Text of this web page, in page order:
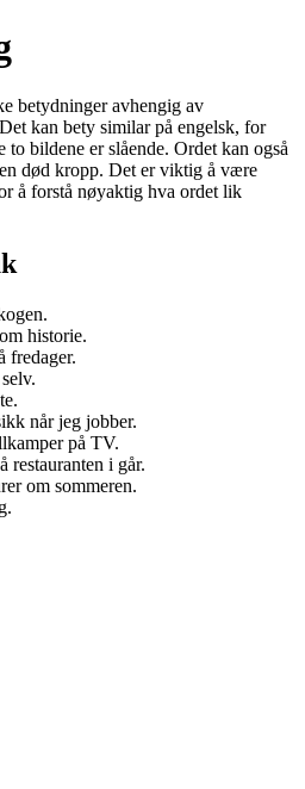
betydninger avhengig av
kan bety similar på engelsk, for
bildene er slående. Ordet kan også
død kropp. Det er viktig å være
å forstå nøyaktig hva ordet lik
historie.
fredager.
når jeg jobber.
på TV.
restauranten i går.
om sommeren.